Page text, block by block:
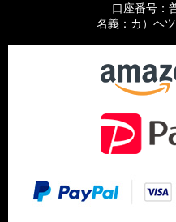
口座番号
名義：カ）ヘ